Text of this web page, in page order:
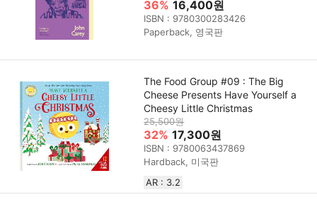
36% 16,400원
ISBN : 9780300283426
Paperback, 영국판
The Food Group #09 : The Big
Cheese Presents Have Yourself a
Cheesy Little Christmas
25,500원
32% 17,300원
ISBN : 9780063437869
Hardback, 미국판
AR : 3.2